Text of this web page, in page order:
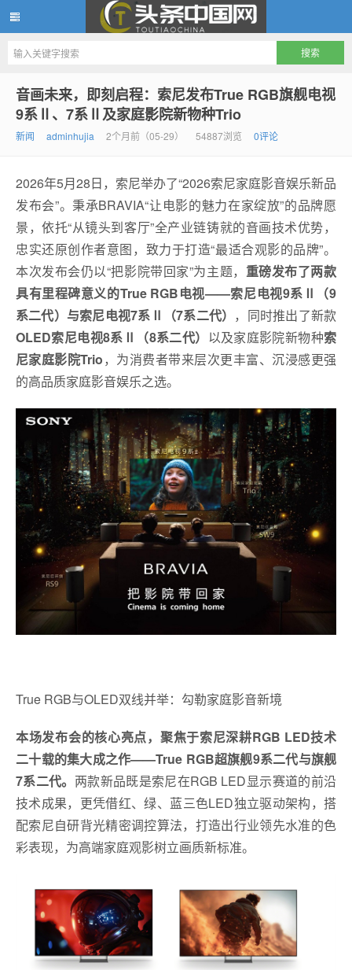
头条中国网
音画未来，即刻启程：索尼发布True RGB旗舰电视
9系Ⅱ、7系Ⅱ及家庭影院新物种Trio
新闻 adminhujia 2个月前（05-29） 54887浏览 0评论
​2026年5月28日，索尼举办了“2026索尼家庭影音娱乐新品
发布会”。秉承BRAVIA“让电影的魅力在家绽放”的品牌愿
景，依托“从镜头到客厅”全产业链铸就的音画技术优势，
忠实还原创作者意图，致力于打造“最适合观影的品牌”。
本次发布会仍以“把影院带回家”为主题， 重磅发布了两款
具有里程碑意义的True RGB电视——索尼电视9系Ⅱ（9
系二代）与索尼电视7系Ⅱ（7系二代） ，同时推出了新款
OLED索尼电视8系Ⅱ（8系二代） 以及家庭影院新物种索
尼家庭影院Trio，为消费者带来层次更丰富、沉浸感更强
的高品质家庭影音娱乐之选。
True RGB与OLED双线并举：勾勒家庭影音新境
本场发布会的核心亮点，聚焦于索尼深耕RGB LED技术
二十载的集大成之作——True RGB超旗舰9系二代与旗舰
7系二代。 两款新品既是索尼在RGB LED显示赛道的前沿
技术成果，更凭借红、绿、蓝三色LED独立驱动架构，搭
配索尼自研背光精密调控算法，打造出行业领先水准的色
彩表现，为高端家庭观影树立画质新标准。